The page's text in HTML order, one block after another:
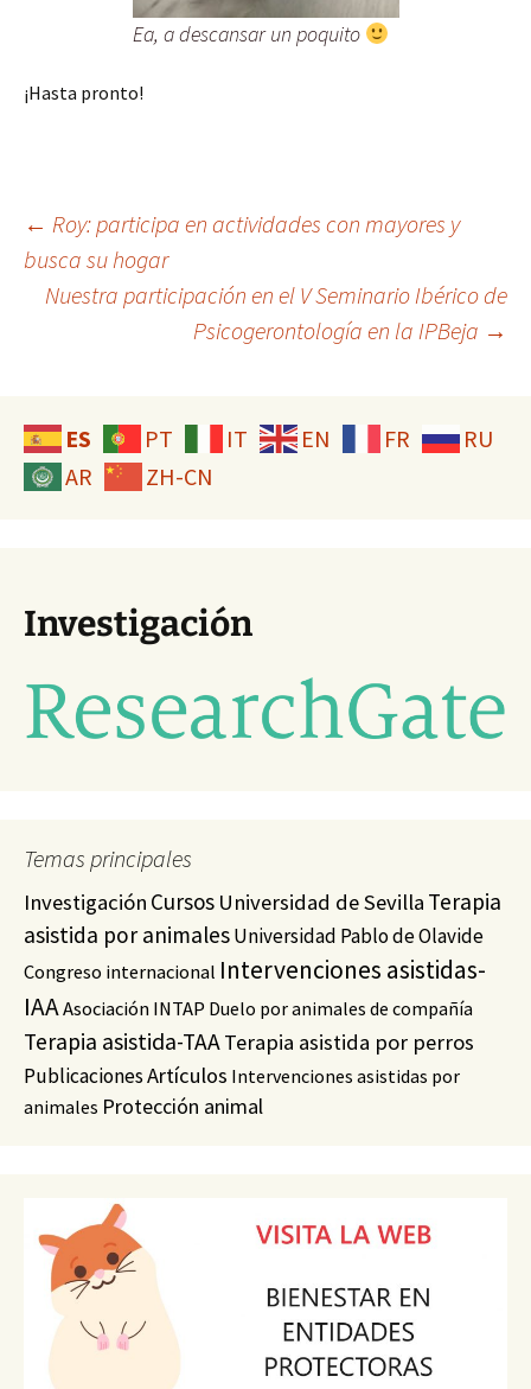
Ea, a descansar un poquito
¡Hasta pronto!
Navegación
de
← Roy: participa en actividades con mayores y
busca su hogar
Nuestra participación en el V Seminario Ibérico de
Psicogerontología en la IPBeja →
ES PT IT EN FR
RU
AR
ZH-CN
Investigación
Temas principales
Investigación Cursos Universidad de Sevilla Terapia
asistida por animalesUniversidad Pablo de Olavide
Congreso internacional Intervenciones asistidas-
IAAAsociación INTAP Duelo por animales de compañía
Terapia asistida-TAA Terapia asistida por perros
PublicacionesArtículos Intervenciones asistidas por
animales Protección animal